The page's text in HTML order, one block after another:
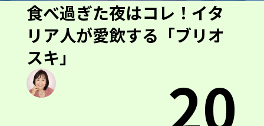
食べ過ぎた夜はコレ！イタ
リア人が愛飲する「ブリオ
スキ」
20